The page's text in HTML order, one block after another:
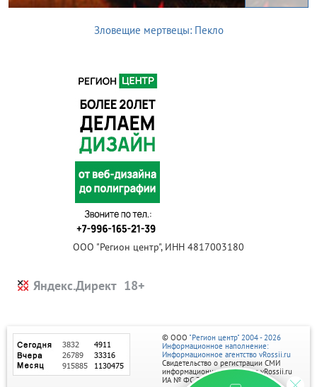
Зловещие мертвецы: Пекло
ООО "Регион центр", ИНН 4817003180
Яндекс.Директ
© ООО "Регион центр" 2004 - 2026
Информационное наполнение:
Информационное агентство vRossii.ru
Свидетельство о регистрации СМИ
информационного агентства vRossii.ru
ИА № ФС 77‑35502